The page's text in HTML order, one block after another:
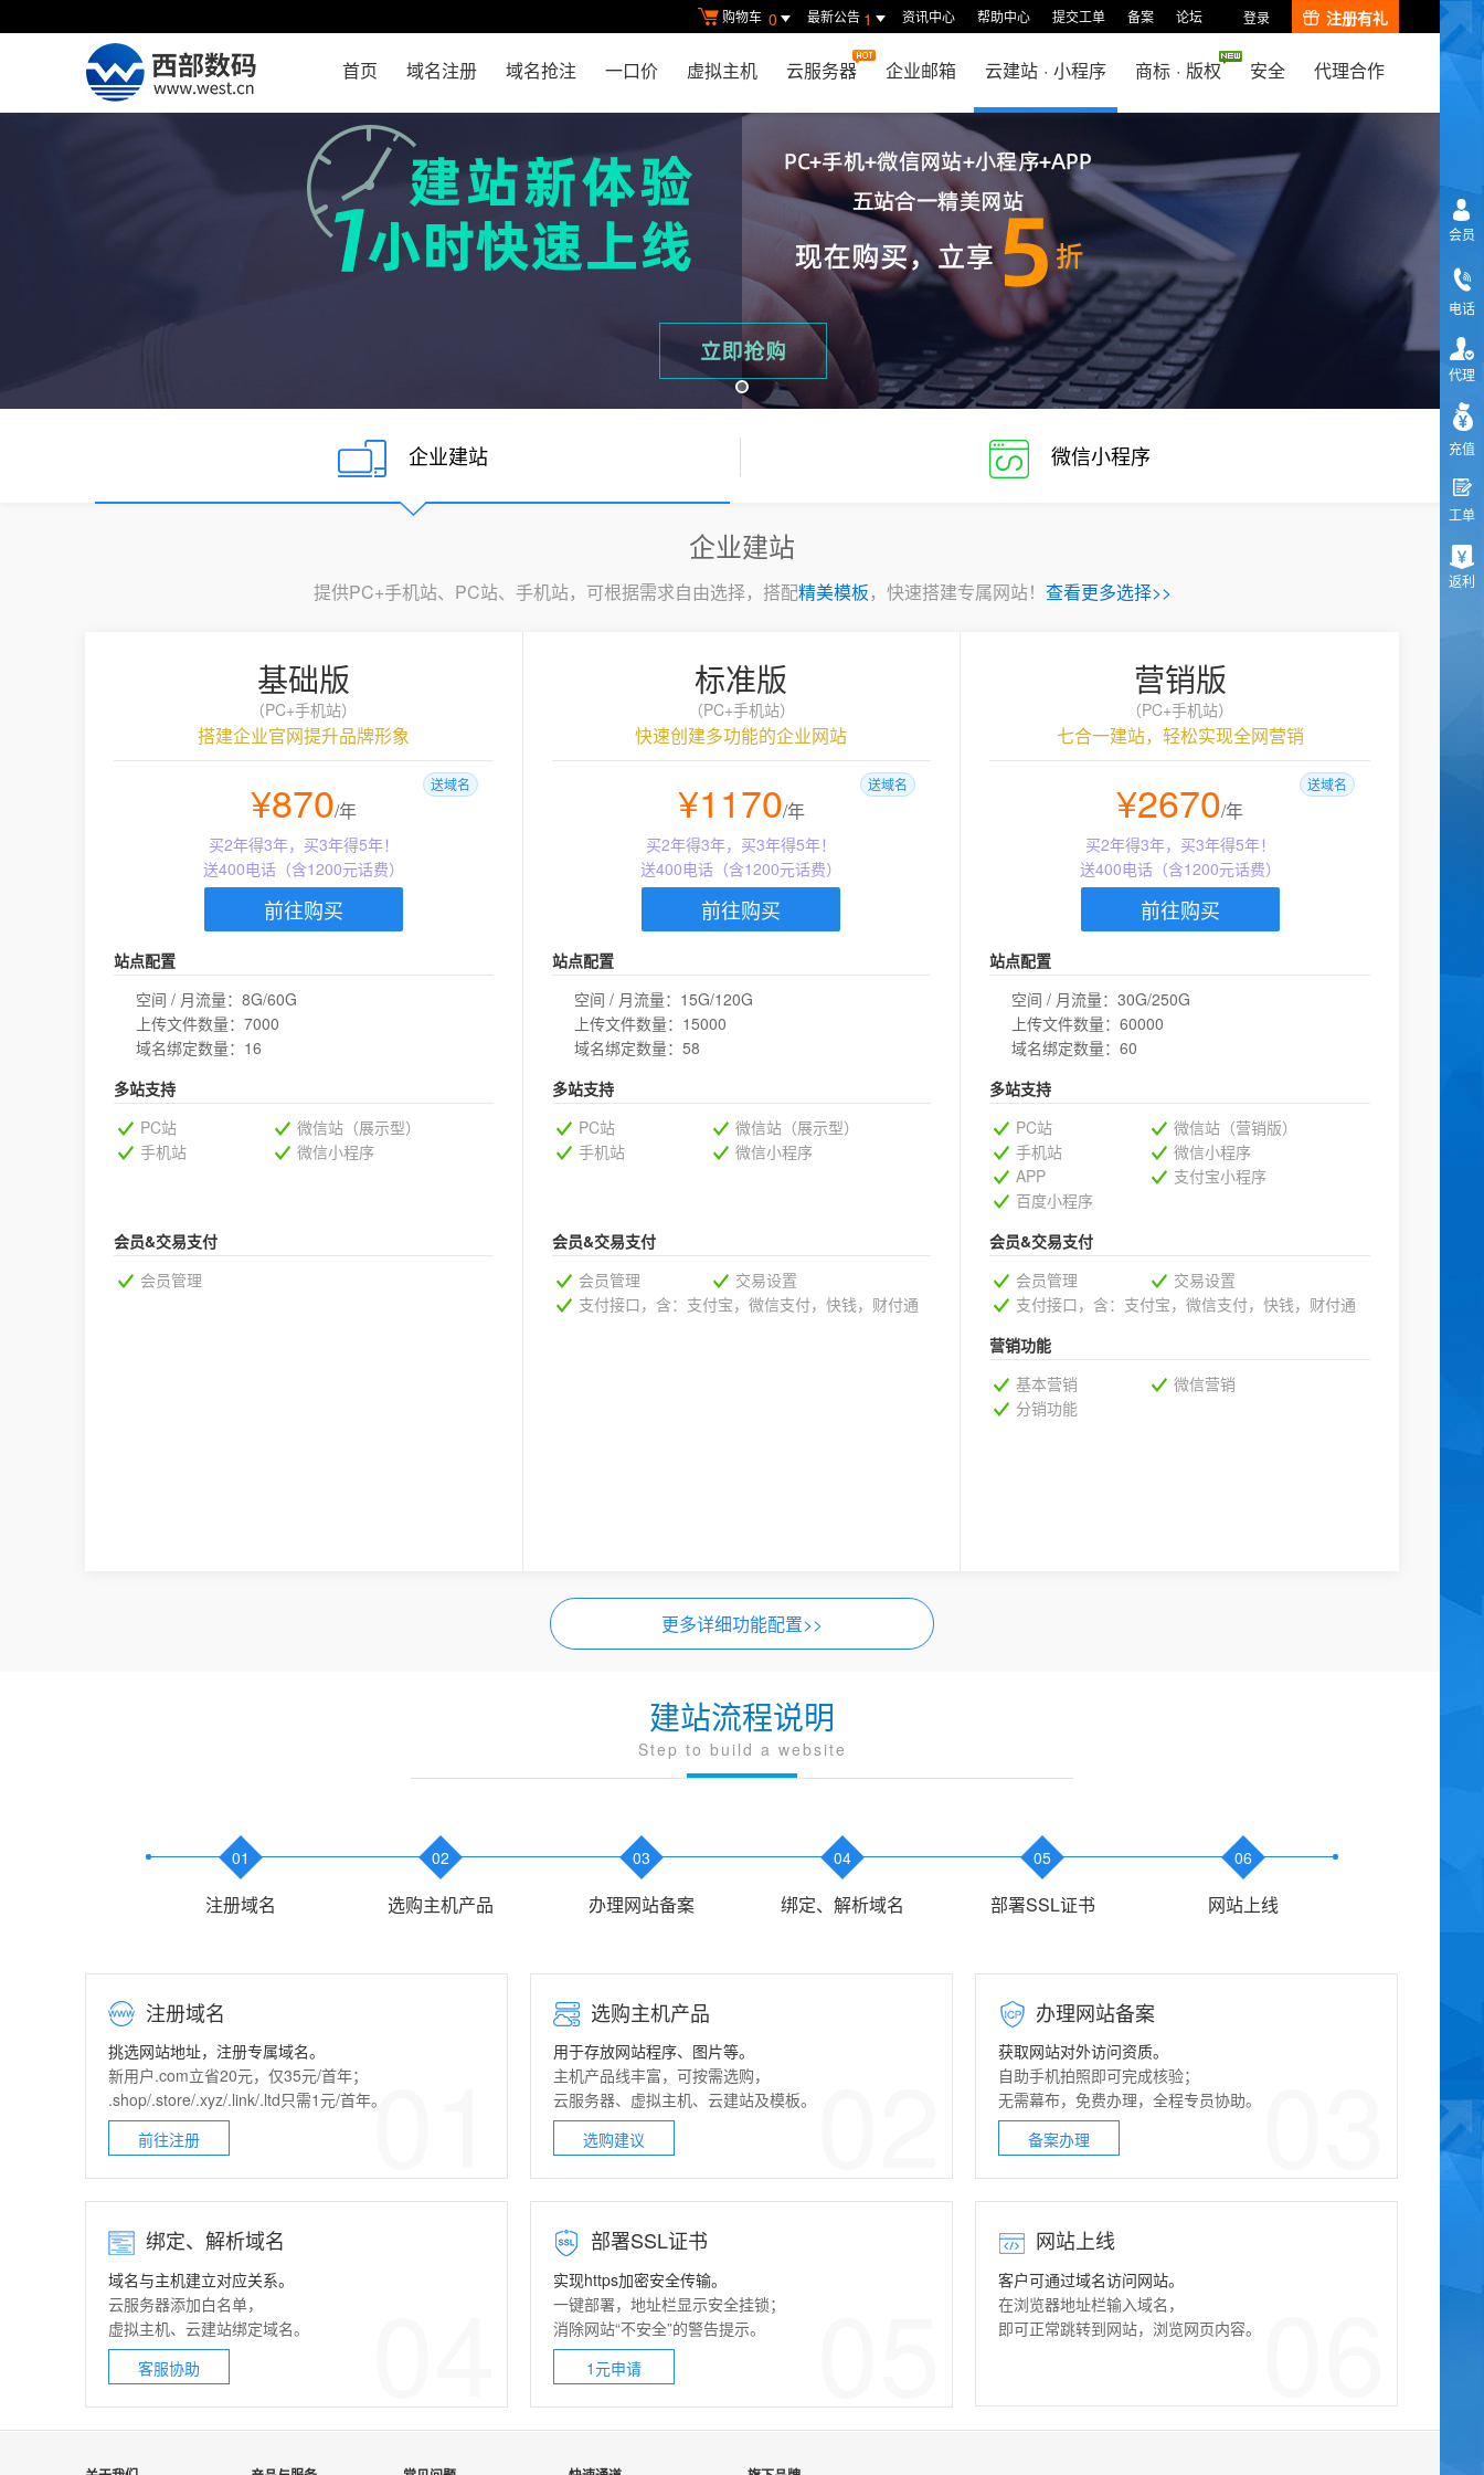
购物车 0 最新公告 1 资讯中心 帮助中心 提交工单 备案 论坛 登录 注册有礼
首页 域名注册 域名抢注 一口价 虚拟主机 云服务器 企业邮箱 云建站 · 小程序 商标 · 版权 安全 代理合作
企业建站 微信小程序
企业建站
提供PC+手机站、PC站、手机站，可根据需求自由选择，搭配精美模板，快速搭建专属网站！ 查看更多选择>>
基础版
（PC+手机站）
搭建企业官网提升品牌形象
¥870/年
买2年得3年，买3年得5年！
送400电话（含1200元话费）
送域名
前往购买
站点配置
空间 / 月流量：8G/60G
上传文件数量：7000
域名绑定数量：16
多站支持
PC站
微信站（展示型）
手机站
微信小程序
会员&交易支付
会员管理
标准版
（PC+手机站）
快速创建多功能的企业网站
¥1170/年
买2年得3年，买3年得5年！
送400电话（含1200元话费）
送域名
前往购买
站点配置
空间 / 月流量：15G/120G
上传文件数量：15000
域名绑定数量：58
多站支持
PC站
微信站（展示型）
手机站
微信小程序
会员&交易支付
会员管理
交易设置
支付接口，含：支付宝，微信支付，快钱，财付通
营销版
（PC+手机站）
七合一建站，轻松实现全网营销
¥2670/年
买2年得3年，买3年得5年！
送400电话（含1200元话费）
送域名
前往购买
站点配置
空间 / 月流量：30G/250G
上传文件数量：60000
域名绑定数量：60
多站支持
PC站
微信站（营销版）
手机站
微信小程序
APP
支付宝小程序
百度小程序
会员&交易支付
会员管理
交易设置
支付接口，含：支付宝，微信支付，快钱，财付通
营销功能
基本营销
微信营销
分销功能
更多详细功能配置>>
建站流程说明
Step to build a website
01
注册域名
02
选购主机产品
03
办理网站备案
04
绑定、解析域名
05
部署SSL证书
06
网站上线
注册域名
挑选网站地址，注册专属域名。
新用户.com立省20元，仅35元/首年；
.shop/.store/.xyz/.link/.ltd只需1元/首年。
前往注册
01
选购主机产品
用于存放网站程序、图片等。
主机产品线丰富，可按需选购，
云服务器、 虚拟主机、 云建站及模板。
选购建议
办理网站备案
获取网站对外访问资质。
自助手机拍照即可完成核验；
无需幕布，免费办理，全程专员协助。
备案办理
绑定、解析域名
域名与主机建立对应关系。
云服务器添加白名单，
虚拟主机、 云建站绑定域名。
客服协助
部署SSL证书
实现https加密安全传输。
一键部署，地址栏显示安全挂锁；
消除网站“不安全”的警告提示。
1元申请
网站上线
客户可通过域名访问网站。
在浏览器地址栏输入域名，
即可正常跳转到网站，浏览网页内容。
会员
电话
代理
充值
工单
返利